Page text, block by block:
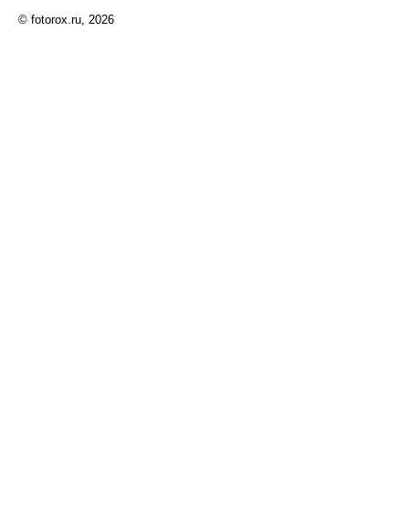
© fotorox.ru, 2026